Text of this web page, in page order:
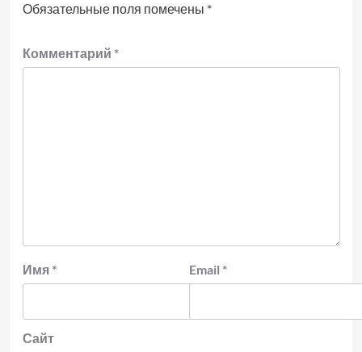
Обязательные поля помечены *
Комментарий *
Имя * Email *
Сайт